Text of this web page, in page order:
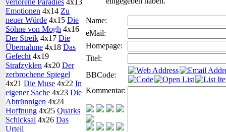
verlorene Paradies 4x13
Emotionen 4x14 Zu
neuer Würde 4x15 Die
Söhne von Mogh 4x16
Der Streik 4x17 Die
Übernahme 4x18 Das
Gefecht 4x19
Strafzyklen 4x20 Der
zerbrochene Spiegel
4x21 Die Muse 4x22 In
eigener Sache 4x23 Die
Abtrünnigen 4x24
Hoffnung 4x25 Quarks
Schicksal 4x26 Das
Urteil
Name:
eMail:
Homepage:
Titel:
BBCode:
Kommentar: